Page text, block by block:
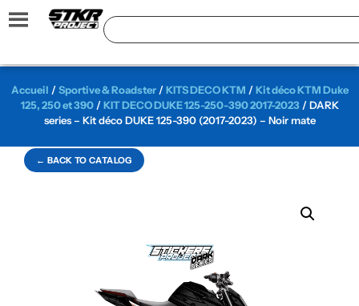
← BACK TO CATALOG
Accueil /Sportive & Roadster/KITS DECO KTM /Kit déco KTM Duke
125, 250 et 390/KIT DECO DUKE 125-250-390 2017-2023 / DARK
series – Kit déco DUKE 125-390 (2017-2023) – Noir mate